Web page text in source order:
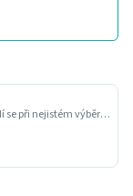
Více času doma si produkt vyzkoušet. Hodí se při nejistém výběru nebo dárku.